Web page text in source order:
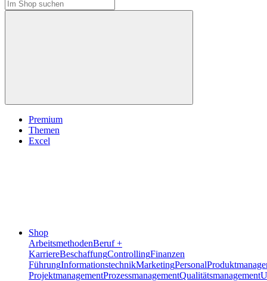
Premium
Themen
Excel
Shop
ArbeitsmethodenBeruf +
KarriereBeschaffungControllingFinanzen
FührungInformationstechnikMarketingPersonal
ProjektmanagementProzessmanagementQualitätsmanagement